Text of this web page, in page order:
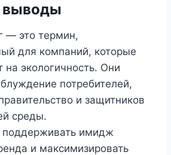
— это термин,
для компаний, которые
на экологичность. Они
потребителей,
и защитников
среды.
имидж
и максимизировать